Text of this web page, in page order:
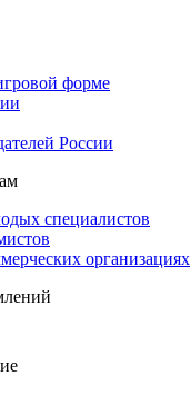
форме
России
специалистов
организациях